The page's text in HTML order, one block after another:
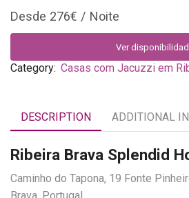
276€
Ver
Category: Casas com Jacuzzi em
DESCRIPTION ADDITIONAL
Ribeira Brava Splendid
Caminho do Tapona, 19 Fonte